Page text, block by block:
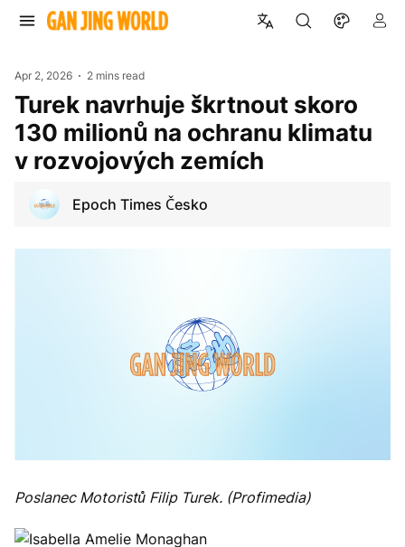
Apr 2, 2026 2 mins read
Turek navrhuje škrtnout skoro
130 milionů na ochranu klimatu
v rozvojových zemích
Epoch Times Česko
Poslanec Motoristů Filip Turek. (Profimedia)